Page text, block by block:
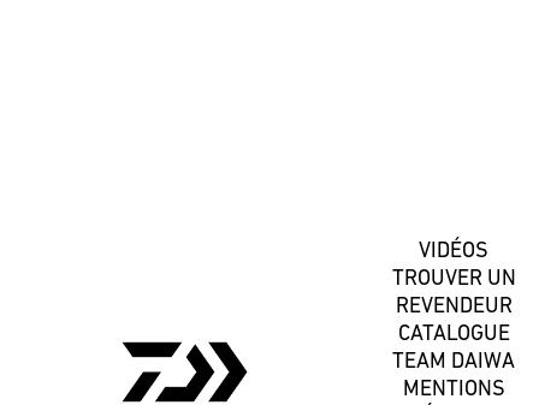
VIDÉOS
TROUVER UN
REVENDEUR
CATALOGUE
TEAM DAIWA
MENTIONS